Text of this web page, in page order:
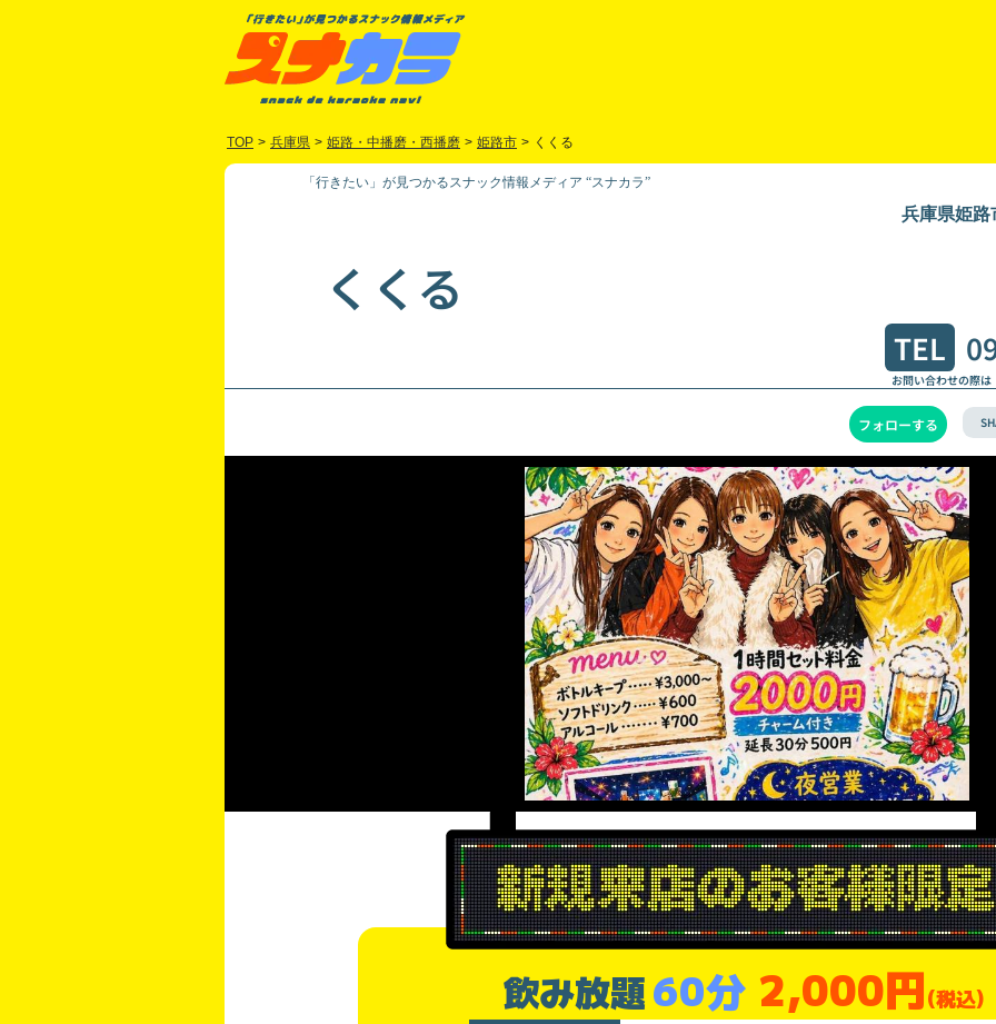
TOP > 兵庫県 > 姫路・中播磨・西播磨 > 姫路市 > くくる
「行きたい」が見つかるスナック情報メディア “スナカラ”
兵庫県姫路
くくる
TEL
お問い合わせの際
フォローする
飲み放題60分 2,000円(税込)